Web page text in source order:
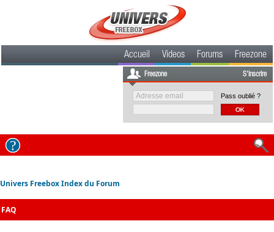
Accueil Videos Forums Freezone
Freezone S'inscrire
Pass oublié ?
Univers Freebox Index du Forum
FAQ